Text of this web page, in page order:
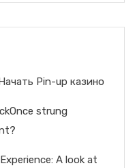
Pin-up казино
strung
A look at